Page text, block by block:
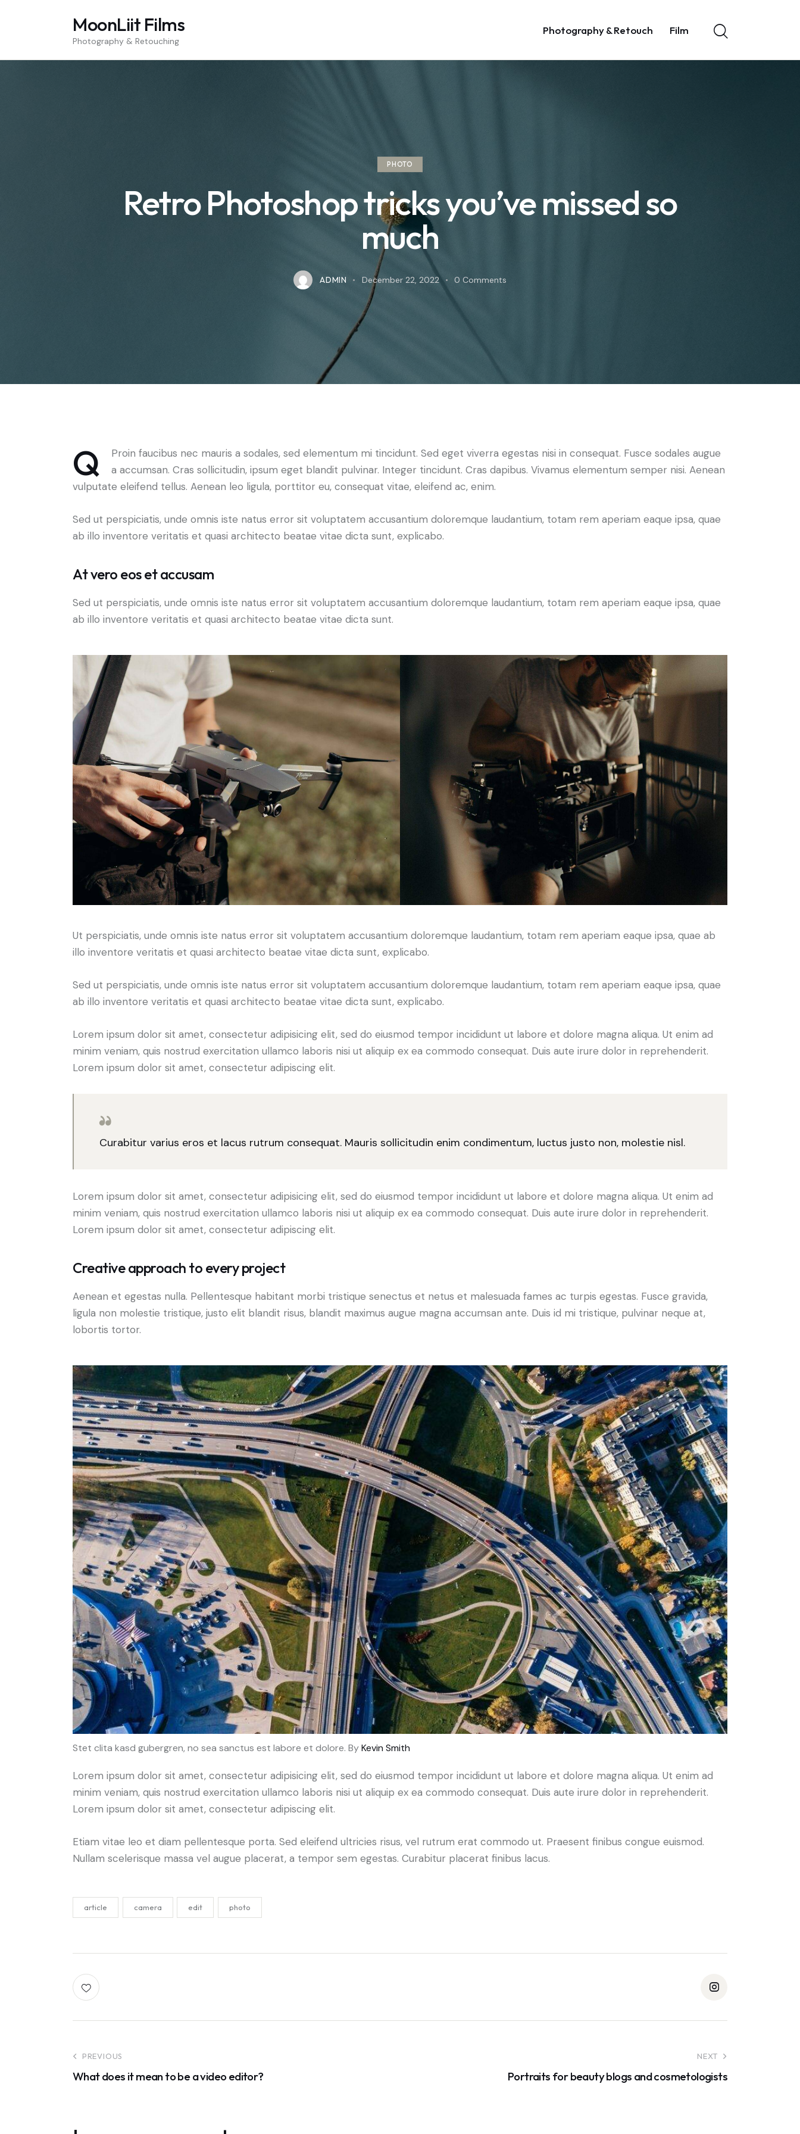
MoonLiit Films
Photography & Retouching
Photography & Retouch Film
PHOTO
Retro Photoshop tricks you’ve missed so
much
ADMIN December 22, 2022 0 Comments
Q
Proin faucibus nec mauris a sodales, sed elementum mi tincidunt. Sed eget viverra egestas nisi in consequat. Fusce sodales augue
a accumsan. Cras sollicitudin, ipsum eget blandit pulvinar. Integer tincidunt. Cras dapibus. Vivamus elementum semper nisi. Aenean
vulputate eleifend tellus. Aenean leo ligula, porttitor eu, consequat vitae, eleifend ac, enim.
Sed ut perspiciatis, unde omnis iste natus error sit voluptatem accusantium doloremque laudantium, totam rem aperiam eaque ipsa, quae
ab illo inventore veritatis et quasi architecto beatae vitae dicta sunt, explicabo.
At vero eos et accusam
Sed ut perspiciatis, unde omnis iste natus error sit voluptatem accusantium doloremque laudantium, totam rem aperiam eaque ipsa, quae
ab illo inventore veritatis et quasi architecto beatae vitae dicta sunt.
Ut perspiciatis, unde omnis iste natus error sit voluptatem accusantium doloremque laudantium, totam rem aperiam eaque ipsa, quae ab
illo inventore veritatis et quasi architecto beatae vitae dicta sunt, explicabo.
Sed ut perspiciatis, unde omnis iste natus error sit voluptatem accusantium doloremque laudantium, totam rem aperiam eaque ipsa, quae
ab illo inventore veritatis et quasi architecto beatae vitae dicta sunt, explicabo.
Lorem ipsum dolor sit amet, consectetur adipisicing elit, sed do eiusmod tempor incididunt ut labore et dolore magna aliqua. Ut enim ad
minim veniam, quis nostrud exercitation ullamco laboris nisi ut aliquip ex ea commodo consequat. Duis aute irure dolor in reprehenderit.
Lorem ipsum dolor sit amet, consectetur adipiscing elit.
Curabitur varius eros et lacus rutrum consequat. Mauris sollicitudin enim condimentum, luctus justo non, molestie nisl.
Lorem ipsum dolor sit amet, consectetur adipisicing elit, sed do eiusmod tempor incididunt ut labore et dolore magna aliqua. Ut enim ad
minim veniam, quis nostrud exercitation ullamco laboris nisi ut aliquip ex ea commodo consequat. Duis aute irure dolor in reprehenderit.
Lorem ipsum dolor sit amet, consectetur adipiscing elit.
Creative approach to every project
Aenean et egestas nulla. Pellentesque habitant morbi tristique senectus et netus et malesuada fames ac turpis egestas. Fusce gravida,
ligula non molestie tristique, justo elit blandit risus, blandit maximus augue magna accumsan ante. Duis id mi tristique, pulvinar neque at,
lobortis tortor.
Stet clita kasd gubergren, no sea sanctus est labore et dolore. ByKevin Smith
Lorem ipsum dolor sit amet, consectetur adipisicing elit, sed do eiusmod tempor incididunt ut labore et dolore magna aliqua. Ut enim ad
minim veniam, quis nostrud exercitation ullamco laboris nisi ut aliquip ex ea commodo consequat. Duis aute irure dolor in reprehenderit.
Lorem ipsum dolor sit amet, consectetur adipiscing elit.
Etiam vitae leo et diam pellentesque porta. Sed eleifend ultricies risus, vel rutrum erat commodo ut. Praesent finibus congue euismod.
Nullam scelerisque massa vel augue placerat, a tempor sem egestas. Curabitur placerat finibus lacus.
article camera edit photo
Post
PREVIOUS
What does it mean to be a video editor?
NEXT
Portraits for beauty blogs and cosmetologists